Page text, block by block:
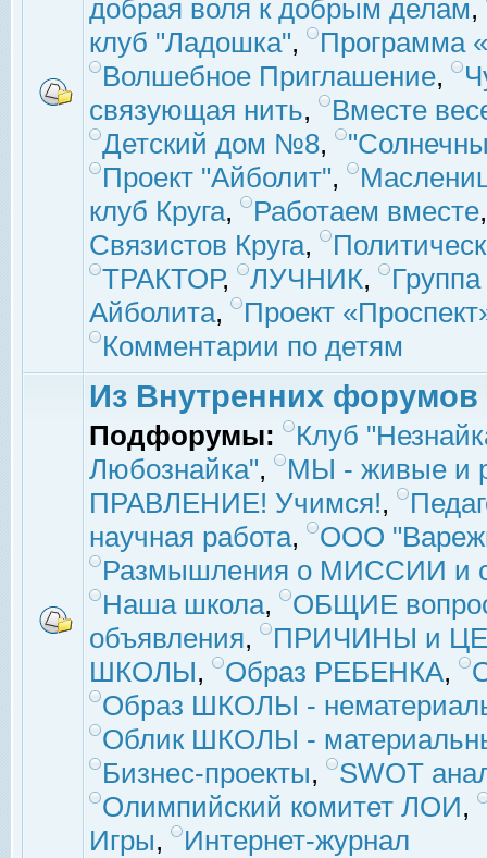
добрая воля к добрым делам,
клуб "Ладошка",
Программа
Волшебное Приглашение,
связующая нить,
Вместе
Детский дом №8,
Проект "Айболит",
клуб Круга, Работаем вместе
Связистов Круга,
ТРАКТОР, ЛУЧНИК,
Айболита,
Проект
Комментарии по детям
Из Внутренних форумов
Подфорумы:
Клуб
Любознайка",
МЫ - живые и
ПРАВЛЕНИЕ! Учимся!,
научная работа,
ООО
Размышления о МИССИИ и
Наша школа,
ОБЩИЕ
объявления,
ПРИЧИНЫ и
ШКОЛЫ, Образ РЕБЕНКА,
Образ ШКОЛЫ -
Облик ШКОЛЫ -
Бизнес-проекты,
SWOT
Олимпийский комитет ЛОИ,
Игры, Интернет-журнал